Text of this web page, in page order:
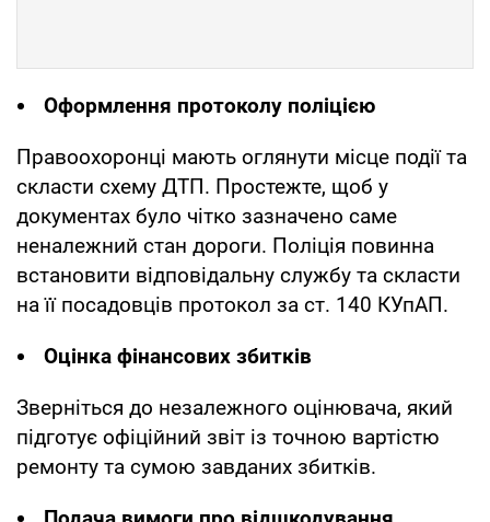
Оформлення протоколу поліцією
Правоохоронці мають оглянути місце події та
скласти схему ДТП. Простежте, щоб у
документах було чітко зазначено саме
неналежний стан дороги. Поліція повинна
встановити відповідальну службу та скласти
на її посадовців протокол за ст. 140 КУпАП.
Оцінка фінансових збитків
Зверніться до незалежного оцінювача, який
підготує офіційний звіт із точною вартістю
ремонту та сумою завданих збитків.